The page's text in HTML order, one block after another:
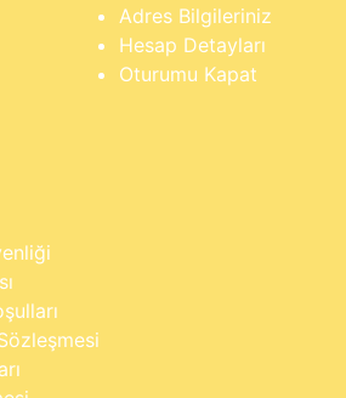
Adres Bilgileriniz
Hesap Detayları
Oturumu Kapat